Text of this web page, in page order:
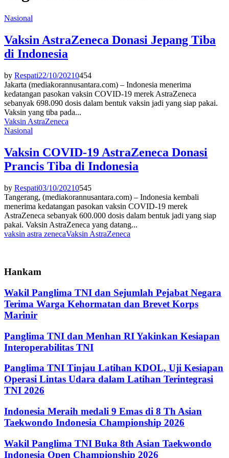
Nasional
Vaksin AstraZeneca Donasi Jepang Tiba
di Indonesia
by Respati22/10/20210454
Jakarta (mediakorannusantara.com) – Indonesia menerima
kedatangan pasokan vaksin COVID-19 merek AstraZeneca
sebanyak 698.090 dosis dalam bentuk vaksin jadi yang siap pakai.
Vaksin yang tiba pada...
Vaksin AstraZeneca
Nasional
Vaksin COVID-19 AstraZeneca Donasi
Prancis Tiba di Indonesia
by Respati03/10/20210545
Tangerang, (mediakorannusantara.com) – Indonesia kembali
menerima kedatangan pasokan vaksin COVID-19 merek
AstraZeneca sebanyak 600.000 dosis dalam bentuk jadi yang siap
pakai. Vaksin AstraZeneca yang datang...
vaksin astra zenecaVaksin AstraZeneca
Hankam
Wakil Panglima TNI dan Sejumlah Pejabat Negara
Terima Warga Kehormatan dan Brevet Korps
Marinir
Panglima TNI dan Menhan RI Yakinkan Kesiapan
Interoperabilitas TNI
Panglima TNI Tinjau Latihan KDOL, Uji Kesiapan
Operasi Lintas Udara dalam Latihan Terintegrasi
TNI 2026
Indonesia Meraih medali 9 Emas di 8 Th Asian
Taekwondo Indonesia Championship 2026
Wakil Panglima TNI Buka 8th Asian Taekwondo
Indonesia Open Championship 2026